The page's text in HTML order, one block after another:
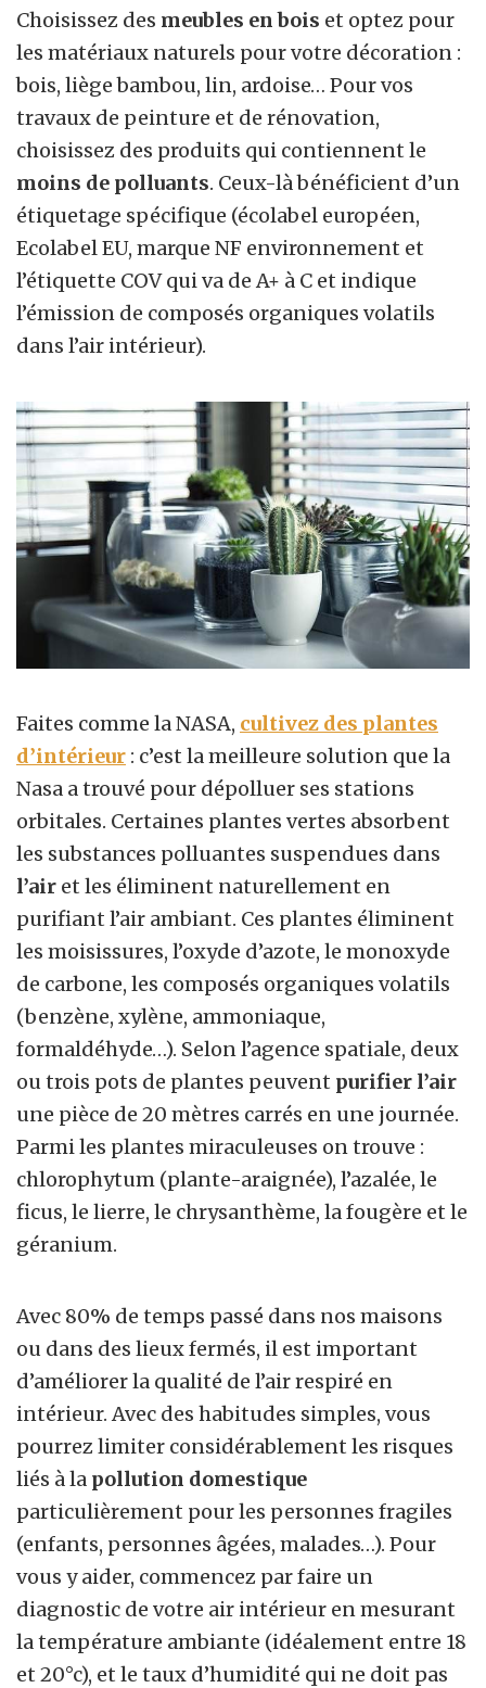
Choisissez des meubles en bois et optez pour
les matériaux naturels pour votre décoration :
bois, liège bambou, lin, ardoise… Pour vos
travaux de peinture et de rénovation,
choisissez des produits qui contiennent le
moins de polluants. Ceux-là bénéficient d’un
étiquetage spécifique (écolabel européen,
Ecolabel EU, marque NF environnement et
l’étiquette COV qui va de A+ à C et indique
l’émission de composés organiques volatils
dans l’air intérieur).
Faites comme la NASA, cultivez des plantes
d’intérieur : c’est la meilleure solution que la
Nasa a trouvé pour dépolluer ses stations
orbitales. Certaines plantes vertes absorbent
les substances polluantes suspendues dans
l’air et les éliminent naturellement en
purifiant l’air ambiant. Ces plantes éliminent
les moisissures, l’oxyde d’azote, le monoxyde
de carbone, les composés organiques volatils
(benzène, xylène, ammoniaque,
formaldéhyde…). Selon l’agence spatiale, deux
ou trois pots de plantes peuvent purifier l’air
une pièce de 20 mètres carrés en une journée.
Parmi les plantes miraculeuses on trouve :
chlorophytum (plante-araignée), l’azalée, le
ficus, le lierre, le chrysanthème, la fougère et le
géranium.
Avec 80% de temps passé dans nos maisons
ou dans des lieux fermés, il est important
d’améliorer la qualité de l’air respiré en
intérieur. Avec des habitudes simples, vous
pourrez limiter considérablement les risques
liés à la pollution domestique
particulièrement pour les personnes fragiles
(enfants, personnes âgées, malades…). Pour
vous y aider, commencez par faire un
diagnostic de votre air intérieur en mesurant
la température ambiante (idéalement entre 18
et 20°c), et le taux d’humidité qui ne doit pas